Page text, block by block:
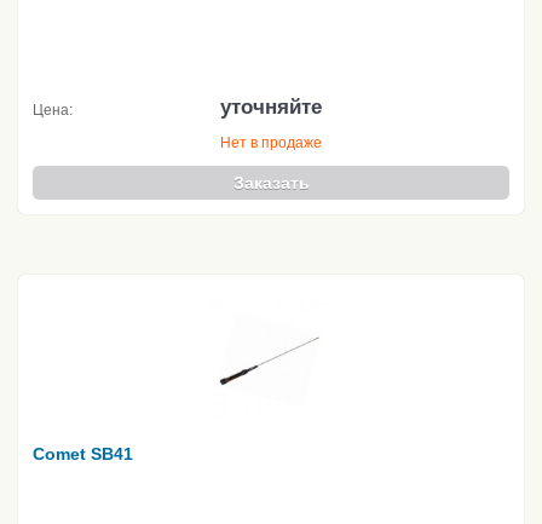
Цена: уточняйте
Нет в продаже
Заказать
Comet SB41